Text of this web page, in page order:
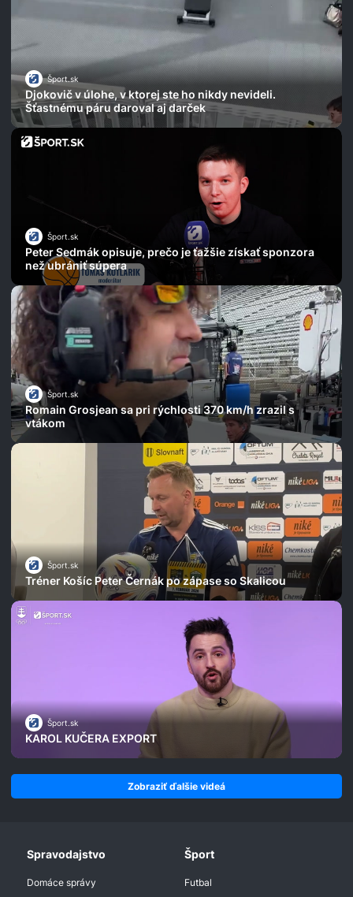
Šport.sk
Djokovič v úlohe, v ktorej ste ho nikdy nevideli.
Šťastnému páru daroval aj darček
Šport.sk
Peter Sedmák opisuje, prečo je ťažšie získať sponzora
než ubrániť súpera
Šport.sk
Romain Grosjean sa pri rýchlosti 370 km/h zrazil s
vtákom
Šport.sk
Tréner Košíc Peter Černák po zápase so Skalicou
Šport.sk
KAROL KUČERA EXPORT
Zobraziť ďalšie videá
Spravodajstvo
Domáce správy
Šport
Futbal